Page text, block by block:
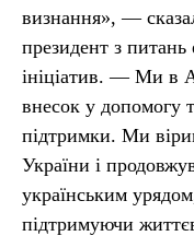
визнання», —
президент з питань
ініціатив. — Ми в
внесок у допомогу
підтримки. Ми
України і
українським
підтримуючи